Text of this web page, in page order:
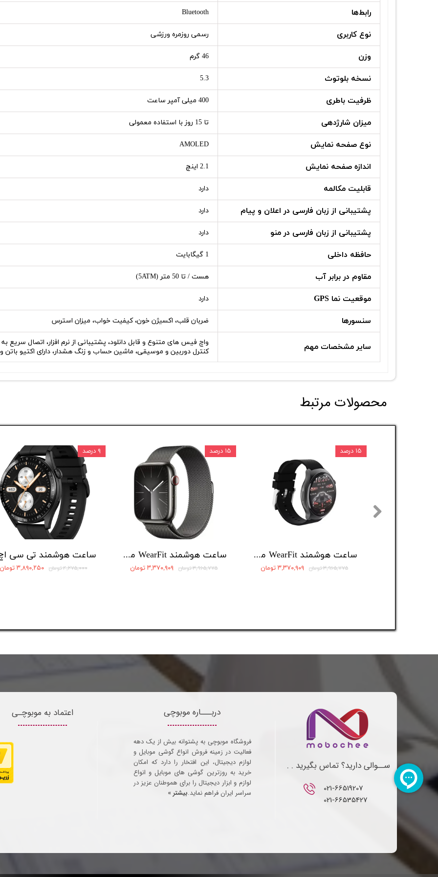
رابط‌ها Bluetooth
نوع کاربری رسمی روزمره ورزشی
وزن 46 گرم
نسخه بلوتوث 5.3
ظرفیت باطری 400 میلی آمپر ساعت
میزان شارژدهی تا 15 روز با استفاده معمولی
نوع صفحه نمایش AMOLED
اندازه صفحه نمایش 2.1 اینچ
قابلیت مکالمه دارد
پشتیبانی از زبان فارسی در اعلان و پیام دارد
پشتیبانی از زبان فارسی در منو دارد
حافظه داخلی 1 گیگابایت
مقاوم در برابر آب هست / تا 50 متر (5ATM)
موقعیت‌ نما GPS دارد
سنسورها ضربان قلب، اکسیژن خون، کیفیت خواب، میزان استرس
سایر مشخصات مهم
واچ فیس های متنوع و قابل دانلود، پشتیبانی از نرم افزار، اتصال سریع
کنترل دوربین و موسیقی، ماشین حساب و زنگ هشدار، دارای اکتیو باتن
محصولات مرتبط
۴,۲۷۵,۰۰۰ تومان ۳,۸۹۰,۲۵۰ تومان
۹ درصد
ساعت هوشمند WearFit مدل JW10 Pro Max
۳,۹۶۵,۷۷۵ تومان ۳,۳۷۰,۹۰۹ تومان
۱۵ درصد
ساعت هوشمند WearFit مدل JW4 MAX
۳,۹۶۵,۷۷۵ تومان ۳,۳۷۰,۹۰۹ تومان
۱۵ درصد
021-66519207​​​​​​​
021-66535427
ســوالی دارید؟ تماس بگیرید . .
اعتماد به موبوچـی دربـــاره موبوچی
فروشگاه موبوچی به پشتوانه بیش از یک دهه
فعالیت در زمینه فروش انواع گوشی موبایل و
لوازم دیجیتال، این افتخار را دارد که امکان
خرید به روزترین گوشی های موبایل و انواع
لوازم و ابزار دیجیتال را برای هموطنان عزیز در
سراسر ایران فراهم نماید.بیشتر »